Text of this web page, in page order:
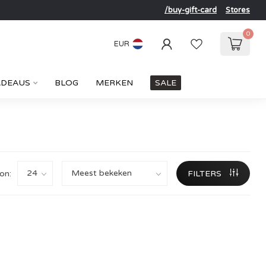
/buy-gift-card Stores
EUR
0
BLOG MERKEN SALE
FILTERS